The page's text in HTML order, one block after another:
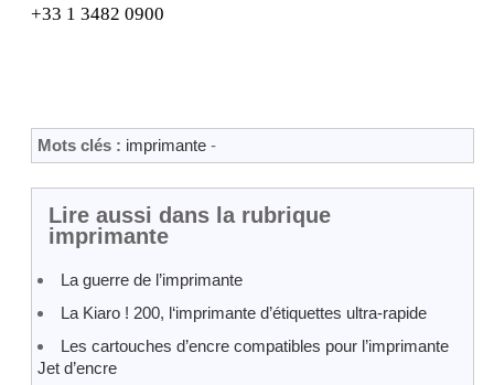
+33 1 3482 0900
Mots clés : imprimante -
Lire aussi dans la rubrique
imprimante
La guerre de l’imprimante
La Kiaro ! 200, l‘imprimante d’étiquettes ultra-rapide
Les cartouches d’encre compatibles pour l’imprimante
Jet d’encre